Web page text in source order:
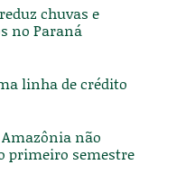
chuvas e
no Paraná
linha de crédito
Amazônia não
primeiro semestre